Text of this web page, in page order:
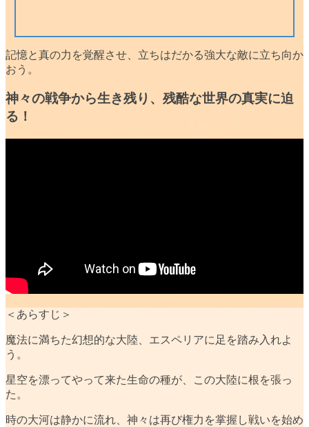
記憶と真の力を覚醒させ、立ちはだかる強大な敵に立ち向か
おう。
神々の戦争から生き残り、残酷な世界の真実に迫
る！
＜あらすじ＞
魔法に満ちた幻想的な大陸、エスペリアに足を踏み入れよ
う。
星空を漂ってやって来た生命の種が、この大陸に根を張っ
た。
時の大河は静かに流れ、神々は再び権力を掌握し戦いを始め